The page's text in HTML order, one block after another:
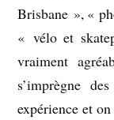
Brisbane », «
« vélo et
vraiment
s’imprègne
expérience et